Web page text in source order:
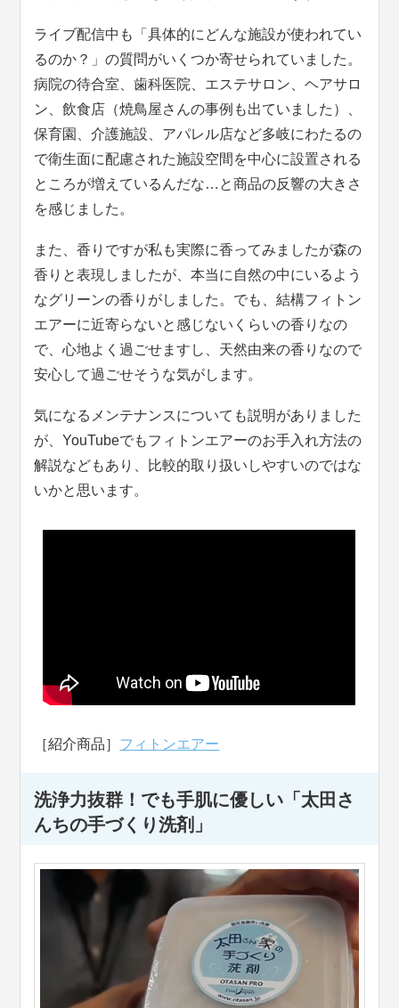
ライブ配信中も「具体的にどんな施設が使われてい
るのか？」の質問がいくつか寄せられていました。
病院の待合室、歯科医院、エステサロン、ヘアサロ
ン、飲食店（焼鳥屋さんの事例も出ていました）、
保育園、介護施設、アパレル店など多岐にわたるの
で衛生面に配慮された施設空間を中心に設置される
ところが増えているんだな…と商品の反響の大きさ
を感じました。
また、香りですが私も実際に香ってみましたが森の
香りと表現しましたが、本当に自然の中にいるよう
なグリーンの香りがしました。でも、結構フィトン
エアーに近寄らないと感じないくらいの香りなの
で、心地よく過ごせますし、天然由来の香りなので
安心して過ごせそうな気がします。
気になるメンテナンスについても説明がありました
が、YouTubeでもフィトンエアーのお手入れ方法の
解説などもあり、比較的取り扱いしやすいのではな
いかと思います。
［紹介商品］ フィトンエアー
洗浄力抜群！でも手肌に優しい「太田さ
んちの手づくり洗剤」